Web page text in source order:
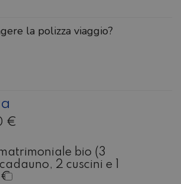
la polizza viaggio?
€
bio (3
2 cuscini e 1
€